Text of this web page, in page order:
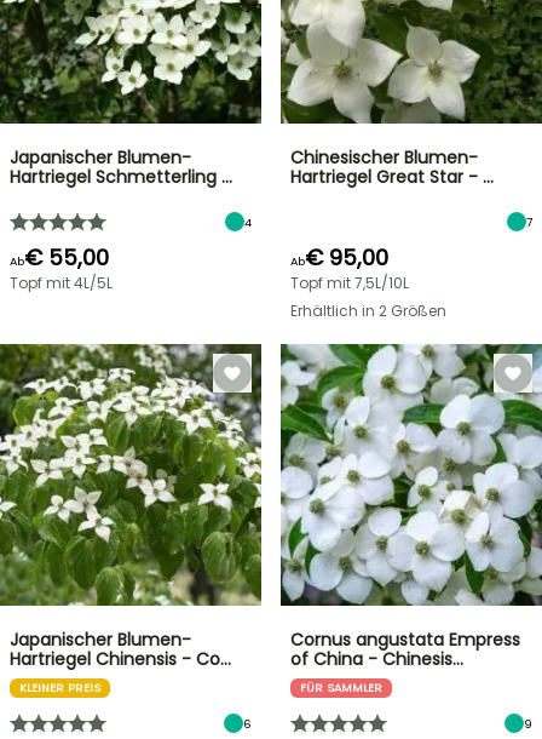
Japanischer Blumen-
Hartriegel Schmetterling …
4
Ab€ 55,00
Topf mit 4L/5L
Chinesischer Blumen-
Hartriegel Great Star - …
7
Ab€ 95,00
Topf mit 7,5L/10L
Erhältlich in 2 Größen
Japanischer Blumen-
Hartriegel Chinensis - Co…
KLEINER PREIS
6
Cornus angustata Empress
of China - Chinesis…
FÜR SAMMLER
9